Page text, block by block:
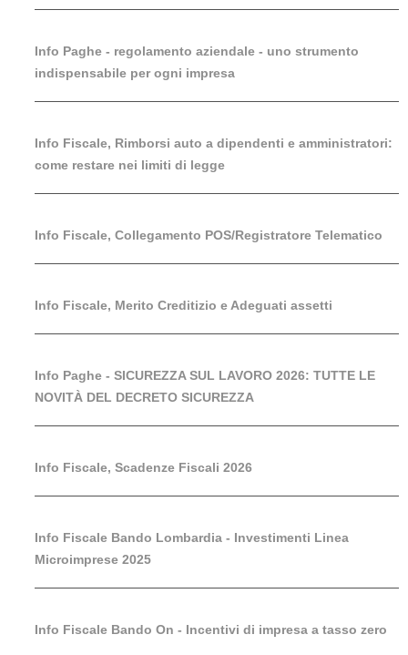
Info Paghe - regolamento aziendale - uno strumento
indispensabile per ogni impresa
Info Fiscale, Rimborsi auto a dipendenti e amministratori:
come restare nei limiti di legge
Info Fiscale, Collegamento POS/Registratore Telematico
Info Fiscale, Merito Creditizio e Adeguati assetti
Info Paghe - SICUREZZA SUL LAVORO 2026: TUTTE LE
NOVITÀ DEL DECRETO SICUREZZA
Info Fiscale, Scadenze Fiscali 2026
Info Fiscale Bando Lombardia - Investimenti Linea
Microimprese 2025
Info Fiscale Bando On - Incentivi di impresa a tasso zero